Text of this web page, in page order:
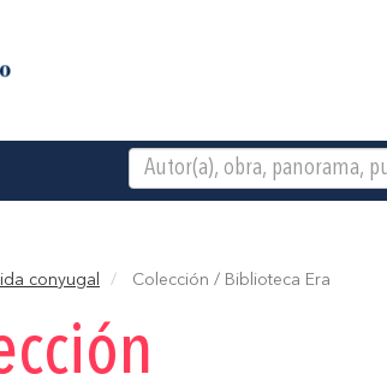
conyugal Colección / Biblioteca Era